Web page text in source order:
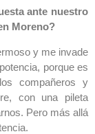
ante nuestro
Moreno?
y me invade
porque es
compañeros y
con una pileta
Pero más allá